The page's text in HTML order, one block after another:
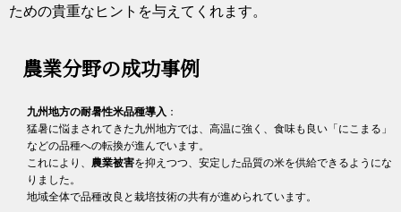
ための貴重なヒントを与えてくれます。
農業分野の成功事例
九州地方の耐暑性米品種導入 ：
猛暑に悩まされてきた九州地方では、高温に強く、食味も良い「にこまる」
などの品種への転換が進んでいます。
これにより、 農業被害を抑えつつ、安定した品質の米を供給できるようにな
りました。
地域全体で品種改良と栽培技術の共有が進められています。